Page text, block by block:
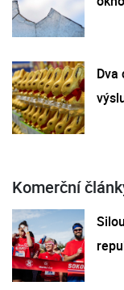
Dva
Komerční